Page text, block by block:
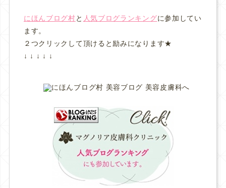
にほんブログ村と 人気ブログランキングに参加してい
ます。
２つクリックして頂けると励みになります★
↓ ↓ ↓ ↓ ↓